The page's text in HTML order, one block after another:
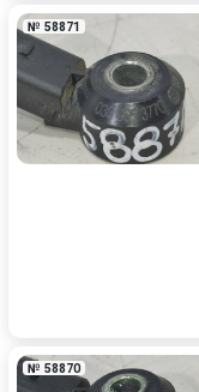
№ 58871
№ 58870